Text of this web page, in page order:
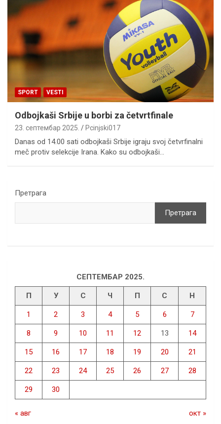
SPORT VESTI
Odbojkaši Srbije u borbi za četvrtfinale
23. септембар 2025. Pcinjski017
Danas od 14.00 sati odbojkaši Srbije igraju svoj četvrfinalni
meč protiv selekcije Irana. Kako su odbojkaši…
Претрага
Претрага
СЕПТЕМБАР 2025.
П У С Ч П С Н
1 2 3 4 5 6 7
8 9 10 11 12 13 14
15 16 17 18 19 20 21
22 23 24 25 26 27 28
29 30
« авг окт »